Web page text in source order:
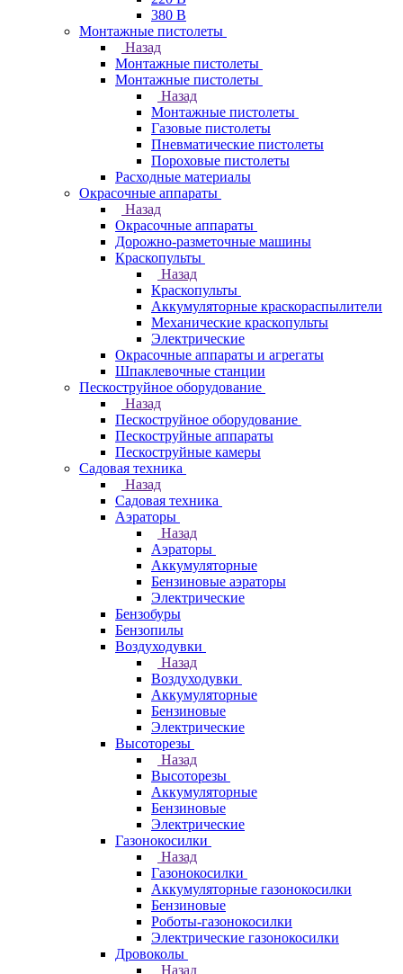
380 В
Монтажные пистолеты
Назад
Монтажные пистолеты
Монтажные пистолеты
Назад
Монтажные пистолеты
Газовые пистолеты
Пневматические пистолеты
Пороховые пистолеты
Расходные материалы
Окрасочные аппараты
Назад
Окрасочные аппараты
Дорожно-разметочные машины
Краскопульты
Назад
Краскопульты
Аккумуляторные краскораспылители
Механические краскопульты
Электрические
Окрасочные аппараты и агрегаты
Шпаклевочные станции
Пескоструйное оборудование
Назад
Пескоструйное оборудование
Пескоструйные аппараты
Пескоструйные камеры
Садовая техника
Назад
Садовая техника
Аэраторы
Назад
Аэраторы
Аккумуляторные
Бензиновые аэраторы
Электрические
Бензобуры
Бензопилы
Воздуходувки
Назад
Воздуходувки
Аккумуляторные
Бензиновые
Электрические
Высоторезы
Назад
Высоторезы
Аккумуляторные
Бензиновые
Электрические
Газонокосилки
Назад
Газонокосилки
Аккумуляторные газонокосилки
Бензиновые
Роботы-газонокосилки
Электрические газонокосилки
Дровоколы
Назад